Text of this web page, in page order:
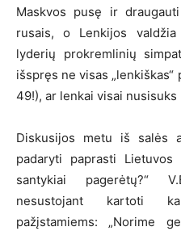
Maskvos pusę ir
rusais, o Lenkijos
lyderių prokremlinių
išspręs ne visas
49!), ar lenkai visai
Diskusijos metu iš salės
padaryti paprasti
santykiai pagerėtų?“
nesustojant kartoti
pažįstamiems: „Norime